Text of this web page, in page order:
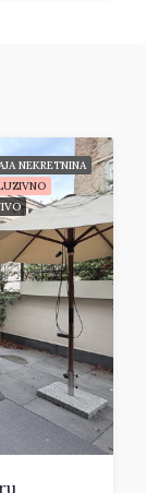
NEKRETNINA